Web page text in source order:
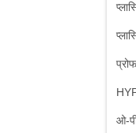
ओ-